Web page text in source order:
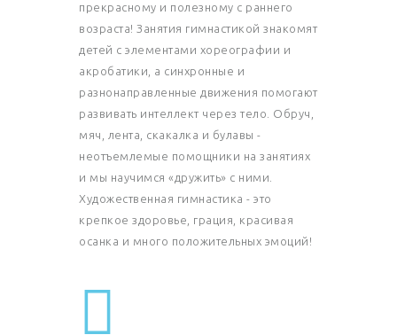
прекрасному и полезному с раннего
возраста! Занятия гимнастикой знакомят
детей с элементами хореографии и
акробатики, а синхронные и
разнонаправленные движения помогают
развивать интеллект через тело. Обруч,
мяч, лента, скакалка и булавы -
неотъемлемые помощники на занятиях
и мы научимся «дружить» с ними.
Художественная гимнастика - это
крепкое здоровье, грация, красивая
осанка и много положительных эмоций!